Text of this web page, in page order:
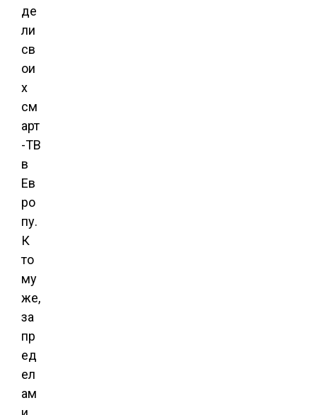
де
ли
св
ои
х
см
арт
-ТВ
в
Ев
ро
пу.
К
то
му
же,
за
пр
ед
ел
ам